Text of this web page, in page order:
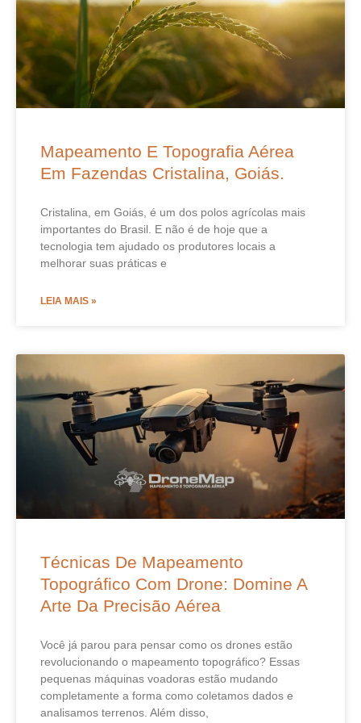
Mapeamento E Topografia Aérea
Em Fazendas Cristalina, Goiás.
Cristalina, em Goiás, é um dos polos agrícolas mais
importantes do Brasil. E não é de hoje que a
tecnologia tem ajudado os produtores locais a
melhorar suas práticas e
LEIA MAIS »
Técnicas De Mapeamento
Topográfico Com Drone: Domine A
Arte Da Precisão Aérea
Você já parou para pensar como os drones estão
revolucionando o mapeamento topográfico? Essas
pequenas máquinas voadoras estão mudando
completamente a forma como coletamos dados e
analisamos terrenos. Além disso,